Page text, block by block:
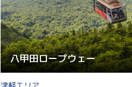
八甲田ロープウェー